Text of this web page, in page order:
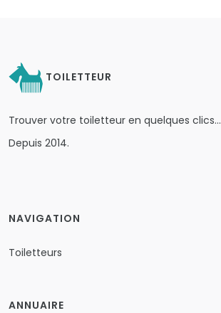
TOILETTEUR
Trouver votre toiletteur en quelques clics…
Depuis 2014.
NAVIGATION
Toiletteurs
ANNUAIRE